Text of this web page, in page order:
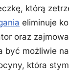
którą
eliminuje
oraz
być możliwie
która